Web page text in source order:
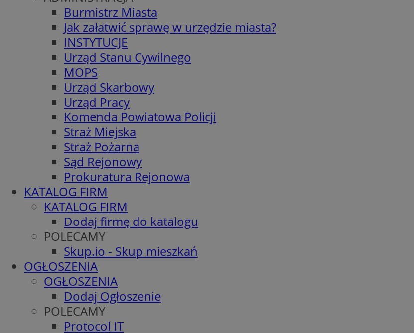
Burmistrz Miasta
Jak załatwić sprawę w urzędzie miasta?
INSTYTUCJE
Urząd Stanu Cywilnego
MOPS
Urząd Skarbowy
Urząd Pracy
Komenda Powiatowa Policji
Straż Miejska
Straż Pożarna
Sąd Rejonowy
Prokuratura Rejonowa
KATALOG FIRM
KATALOG FIRM
Dodaj firmę do katalogu
POLECAMY
Skup.io - Skup mieszkań
OGŁOSZENIA
OGŁOSZENIA
Dodaj Ogłoszenie
POLECAMY
Protocol IT